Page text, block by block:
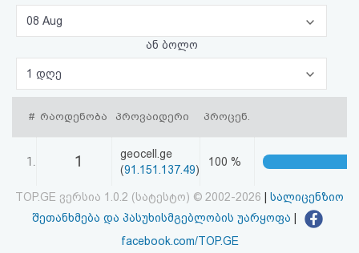
ავტორიზაცია
რეგისტრაცია
აღდგენა
კოდი
08 Aug
ან ბოლო
1 დღე
# რაოდენობა პროვაიდერი პროცენ.
1. 1
geocell.ge
(91.151.137.49)
100 %
TOP.GE ვერსია 1.0.2 (სატესტო) © 2002-2026
სალიცენზიო
შეთანხმება და პასუხისმგებლობის უარყოფა
facebook.com/TOP.GE